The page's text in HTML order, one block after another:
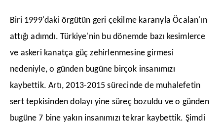
​Biri 1999'daki örgütün geri çekilme kararıyla Öcalan'ın
attığı adımdı. Türkiye'nin bu dönemde bazı kesimlerce
ve askeri kanatça güç zehirlenmesine girmesi
nedeniyle, o günden bugüne birçok insanımızı
kaybettik. ​Artı, 2013-2015 sürecinde de muhalefetin
sert tepkisinden dolayı yine süreç bozuldu ve o günden
bugüne 7 bine yakın insanımızı tekrar kaybettik. Şimdi